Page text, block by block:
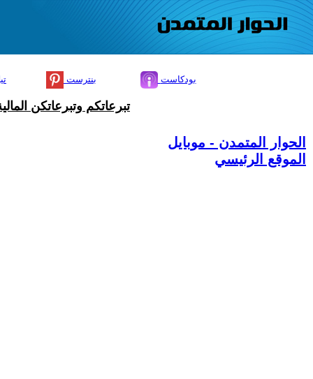
بنترست بودكاست
تبرعاتكم وتبرعاتكن
الحوار المتمدن - موبايل
الموقع الرئيسي